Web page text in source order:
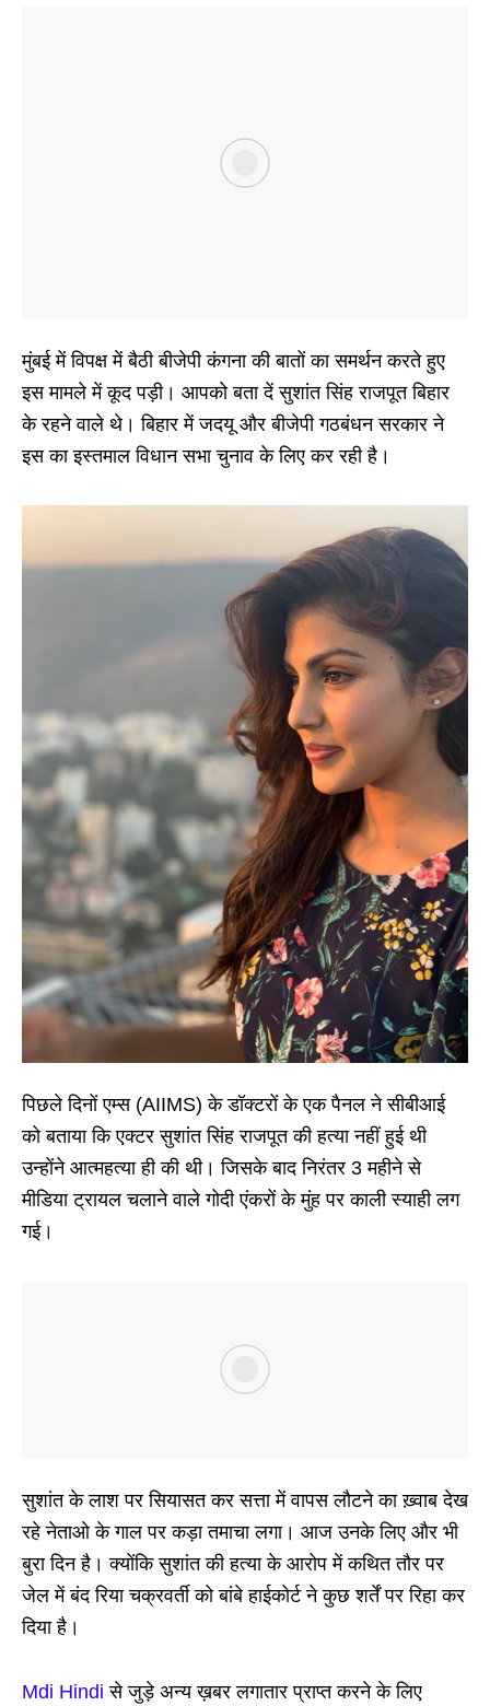
मुंबई में विपक्ष में बैठी बीजेपी कंगना की बातों का समर्थन करते हुए
इस मामले में कूद पड़ी। आपको बता दें सुशांत सिंह राजपूत बिहार
के रहने वाले थे। बिहार में जदयू और बीजेपी गठबंधन सरकार ने
इस का इस्तमाल विधान सभा चुनाव के लिए कर रही है।
पिछले दिनों एम्स (AIIMS) के डॉक्टरों के एक पैनल ने सीबीआई
को बताया कि एक्टर सुशांत सिंह राजपूत की हत्या नहीं हुई थी
उन्होंने आत्महत्या ही की थी। जिसके बाद निरंतर 3 महीने से
मीडिया ट्रायल चलाने वाले गोदी एंकरों के मुंह पर काली स्याही लग
गई।
सुशांत के लाश पर सियासत कर सत्ता में वापस लौटने का ख़्वाब देख
रहे नेताओ के गाल पर कड़ा तमाचा लगा। आज उनके लिए और भी
बुरा दिन है। क्योंकि सुशांत की हत्या के आरोप में कथित तौर पर
जेल में बंद रिया चक्रवर्ती को बांबे हाईकोर्ट ने कुछ शर्तें पर रिहा कर
दिया है।
Mdi Hindi से जुड़े अन्य ख़बर लगातार प्राप्त करने के लिए